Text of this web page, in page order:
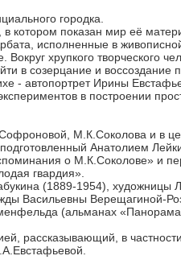
городка.
котором показан мир её
исполненные в
хрупкого творческого
в созерцание и воссоздание
- автопортрет Ирины
в построении
М.К.Соколова и в
подготовленный Анатолием
о М.К.Соколове» и
гвардия».
(1889-1954), художницы
Васильевны Верещагиной-
(альманах
рассказывающий, в